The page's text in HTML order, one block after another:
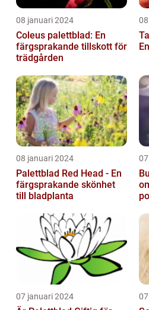
08 januari 2024
Coleus palettblad: En
färgsprakande tillskott för
trädgården
08 januari 2024
Palettblad Red Head - En
färgsprakande skönhet
till bladplanta
07 januari 2024